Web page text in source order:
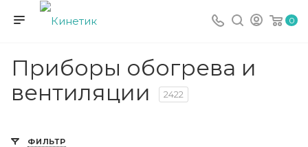
0
Приборы обогрева и
вентиляции
2422
ФИЛЬТР